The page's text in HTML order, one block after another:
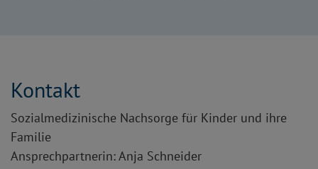
Kontakt
Sozialmedizinische Nachsorge für Kinder und ihre
Familie
Ansprechpartnerin: Anja Schneider